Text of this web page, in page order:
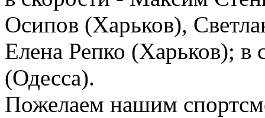
Осипов (Харьков),
Елена Репко (Харьков);
(Одесса).
Пожелаем нашим